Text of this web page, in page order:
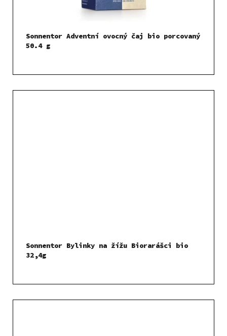
Sonnentor Adventní ovocný čaj bio porcovaný
50.4 g
Sonnentor Bylinky na žížu Biorarášci bio
32,4g